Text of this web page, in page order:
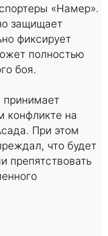
«Намер».
защищает
фиксирует
полностью
боя.
принимает
конфликте на
При этом
что будет
препятствовать